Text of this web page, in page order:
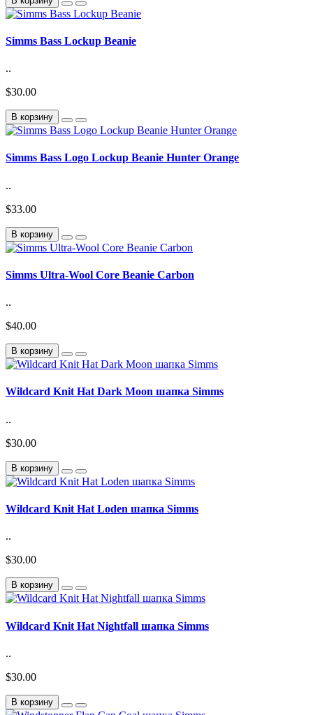
Simms Bass Lockup Beanie
..
$30.00
В корзину
Simms Bass Logo Lockup Beanie Hunter Orange
..
$33.00
В корзину
Simms Ultra-Wool Core Beanie Carbon
..
$40.00
В корзину
Wildcard Knit Hat Dark Moon шапка Simms
..
$30.00
В корзину
Wildcard Knit Hat Loden шапка Simms
..
$30.00
В корзину
Wildcard Knit Hat Nightfall шапка Simms
..
$30.00
В корзину